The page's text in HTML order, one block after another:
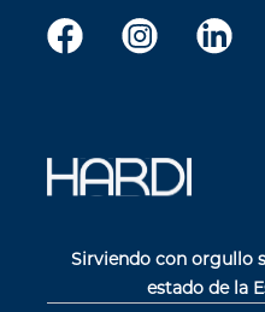
Sirviendo con orgullo
estado de la